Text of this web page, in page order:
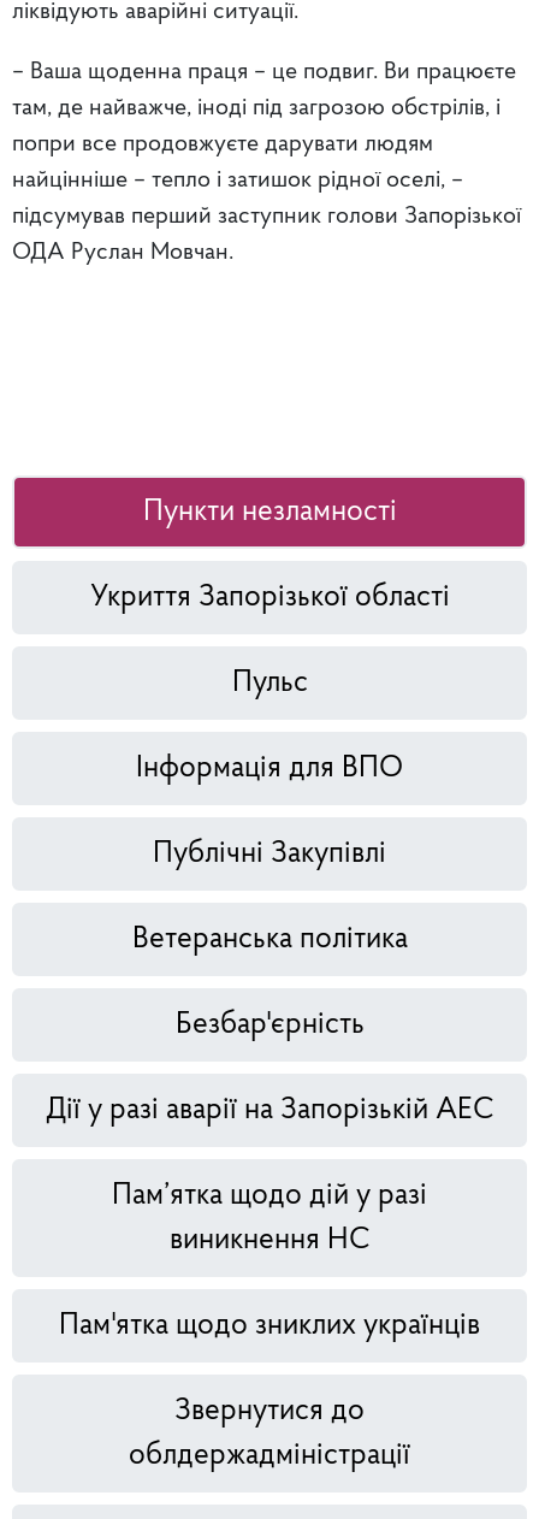
ліквідують аварійні ситуації.
– Ваша щоденна праця – це подвиг. Ви працюєте
там, де найважче, іноді під загрозою обстрілів, і
попри все продовжуєте дарувати людям
найцінніше – тепло і затишок рідної оселі, –
підсумував перший заступник голови Запорізької
ОДА Руслан Мовчан.
Пункти незламності
Укриття Запорізької області
Пульс
Інформація для ВПО
Публічні Закупівлі
Ветеранська політика
Безбар'єрність
Дії у разі аварії на Запорізькій АЕС
Пам’ятка щодо дій у разі
виникнення НС
Пам'ятка щодо зниклих українців
Звернутися до
облдержадміністрації